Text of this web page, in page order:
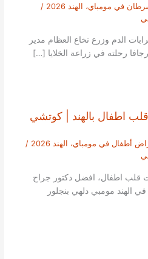
في مومباي، الهند 2026
/
الدم وزرع نخاع العظام مدير
اطفال بالهند | كوتشي
أطفال في مومباي، الهند 2026
/
اطفال، افضل دكتور جراح
الهند مومبي دلهي بنجلور